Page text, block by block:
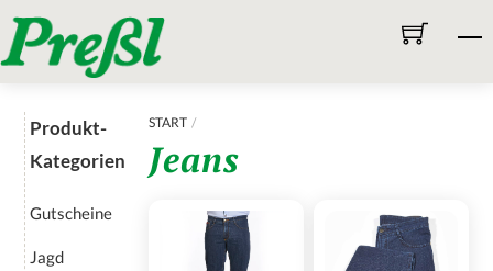
to
content
START
Jeans
Produkt-
Kategorien
Gutscheine
Jagd